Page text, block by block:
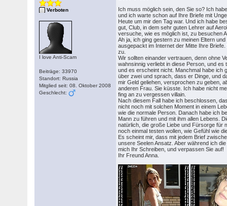
Verboten
I love Anti-Scam
Beiträge: 33970
Standort: Russia
Mitglied seit: 08. Oktober 2008
Geschlecht:
Ich muss möglich sein, den Sie so? Ich
und ich warte schon auf Ihre Briefe mit
Heute um mir den Tag war. Und ich habe
gut, Club, in dem sehr guten Lehrer auf
versuche, wie es möglich ist, zu besuchen
Ah ja, ich ging gestern zu meinen Eltern
ausgepackt im Internet der Mitte Ihre
zu.
Wir sollten einander vertrauen, denn ohne
wahnsinnig verliebt in diese Person, und
und es erscheint nicht. Manchmal habe ich
über zwei und sprach, dass er Dinge, und
mir Geld geliehen, versprochen zu geben,
anderen Frau. Sie küsste. Ich habe nicht
fing an zu vergessen villain.
Nach diesem Fall habe ich beschlossen,
nicht noch mit solchen Moment in einem
wie die normale Person. Danach habe ich
Mann zu führen und mit ihm allen Lebens.
natürlich, die große Liebe und Fürsorge für
noch einmal testen wollen, wie Gefühl wie
Es scheint mir, dass mit jedem Brief
unsere Seelen Ansatz. Aber während ich
mich Ihr Schreiben, und verpassen Sie auf!
Ihr Freund Anna.